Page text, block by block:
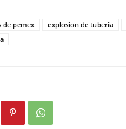
de pemex explosion de tuberia